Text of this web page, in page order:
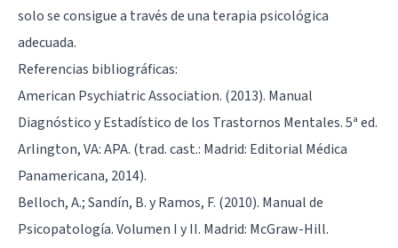
solo se consigue a través de una terapia psicológica
adecuada.
Referencias bibliográficas:
American Psychiatric Association. (2013). Manual
Diagnóstico y Estadístico de los Trastornos Mentales. 5ª ed.
Arlington, VA: APA. (trad. cast.: Madrid: Editorial Médica
Panamericana, 2014).
Belloch, A.; Sandín, B. y Ramos, F. (2010). Manual de
Psicopatología. Volumen I y II. Madrid: McGraw-Hill.